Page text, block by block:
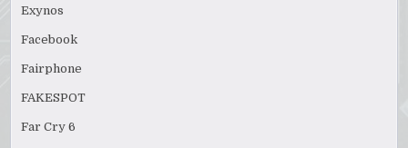
Exynos
Facebook
Fairphone
FAKESPOT
Far Cry 6